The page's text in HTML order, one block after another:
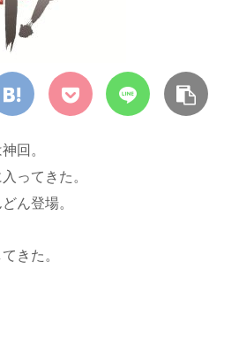
回。
ってきた。
ん登場。
きた。